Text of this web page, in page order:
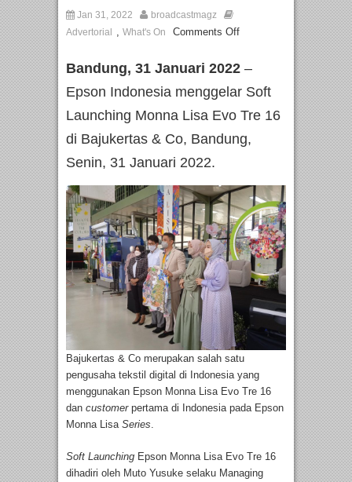
Jan 31, 2022
broadcastmagz
Advertorial
, What's On Comments Off
Bandung, 31 Januari 2022 –
Epson Indonesia menggelar Soft
Launching Monna Lisa Evo Tre 16
di Bajukertas & Co, Bandung,
Senin, 31 Januari 2022.
Bajukertas & Co merupakan salah satu
pengusaha tekstil digital di Indonesia yang
menggunakan Epson Monna Lisa Evo Tre 16
dan customerpertama di Indonesia pada Epson
Monna Lisa Series.
Soft Launching Epson Monna Lisa Evo Tre 16
dihadiri oleh Muto Yusuke selaku Managing